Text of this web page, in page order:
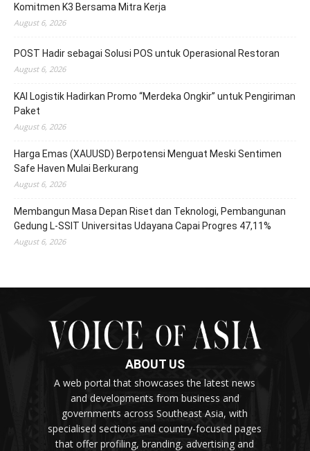
Komitmen K3 Bersama Mitra Kerja
August 6, 2026
POST Hadir sebagai Solusi POS untuk Operasional Restoran
August 6, 2026
KAI Logistik Hadirkan Promo “Merdeka Ongkir” untuk Pengiriman
Paket
August 6, 2026
Harga Emas (XAUUSD) Berpotensi Menguat Meski Sentimen
Safe Haven Mulai Berkurang
August 6, 2026
Membangun Masa Depan Riset dan Teknologi, Pembangunan
Gedung L-SSIT Universitas Udayana Capai Progres 47,11%
August 6, 2026
ABOUT US
A web portal that showcases the latest news
and developments from business and
governments across Southeast Asia, with
specialised sections and country-focused pages
that offer profiling, branding, advertising and